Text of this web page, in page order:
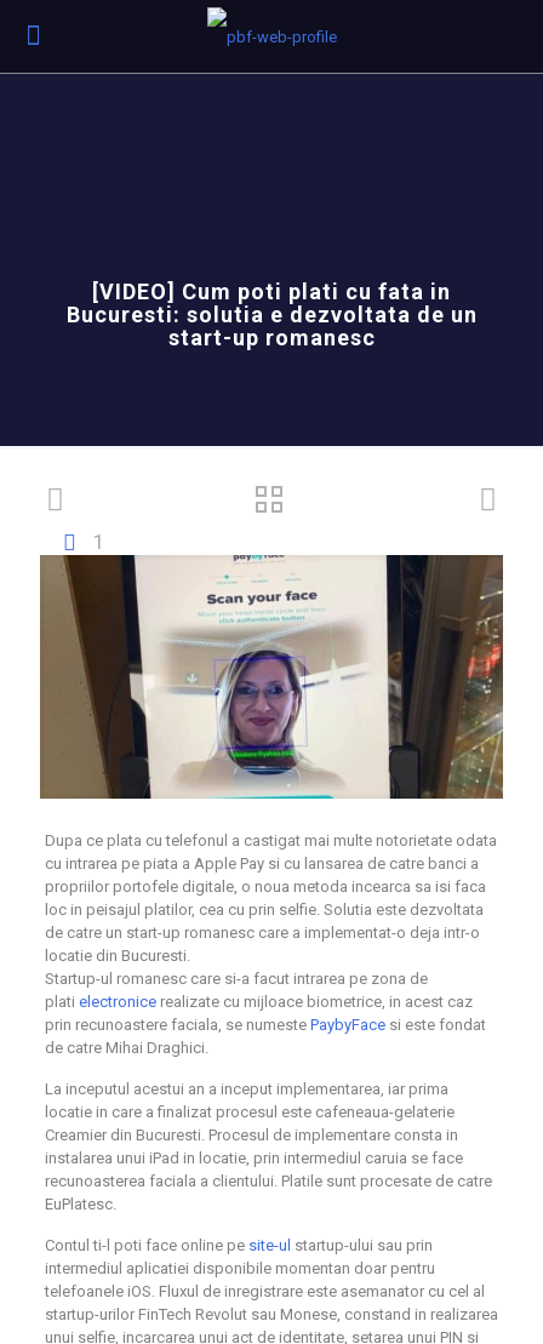
[VIDEO] Cum poti plati cu fata in
Bucuresti: solutia e dezvoltata de un
start-up romanesc
1
Dupa ce plata cu telefonul a castigat mai multe notorietate odata
cu intrarea pe piata a Apple Pay si cu lansarea de catre banci a
propriilor portofele digitale, o noua metoda incearca sa isi faca
loc in peisajul platilor, cea cu prin selfie. Solutia este dezvoltata
de catre un start-up romanesc care a implementat-o deja intr-o
locatie din Bucuresti.
Startup-ul romanesc care si-a facut intrarea pe zona de
plati electronicerealizate cu mijloace biometrice, in acest caz
prin recunoastere faciala, se numeste PaybyFacesi este fondat
de catre Mihai Draghici.
La inceputul acestui an a inceput implementarea, iar prima
locatie in care a finalizat procesul este cafeneaua-gelaterie
Creamier din Bucuresti. Procesul de implementare consta in
instalarea unui iPad in locatie, prin intermediul caruia se face
recunoasterea faciala a clientului. Platile sunt procesate de catre
EuPlatesc.
Contul ti-l poti face online pesite-ul startup-ului sau prin
intermediul aplicatiei disponibile momentan doar pentru
telefoanele iOS. Fluxul de inregistrare este asemanator cu cel al
startup-urilor FinTech Revolut sau Monese, constand in realizarea
unui selfie, incarcarea unui act de identitate, setarea unui PIN si